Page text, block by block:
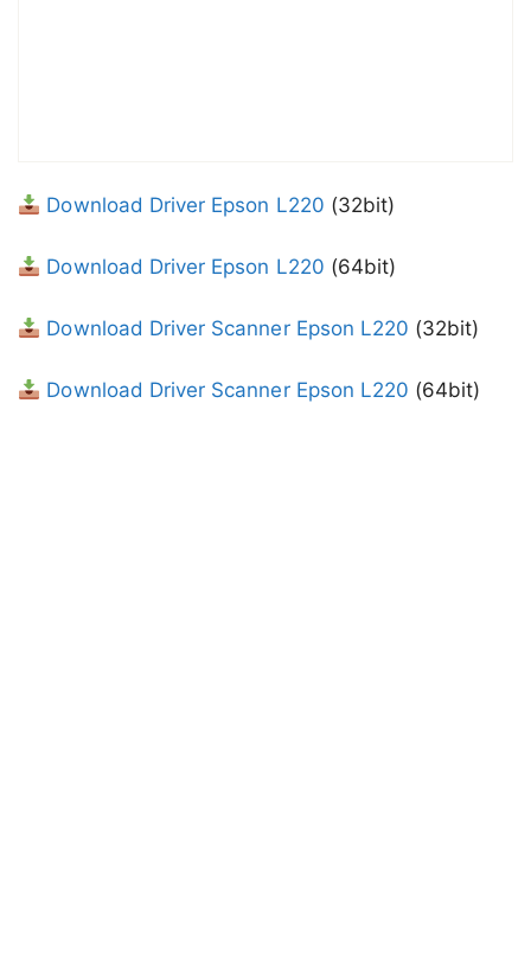
Download Driver Epson L220 (32bit)
Download Driver Epson L220 (64bit)
Download Driver Scanner Epson L220 (32bit)
Download Driver Scanner Epson L220 (64bit)